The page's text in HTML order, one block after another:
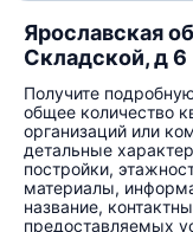
Ярославская
Складской, д 6
Получите
общее количество
организаций или
детальные
постройки,
материалы,
название,
предоставляемых